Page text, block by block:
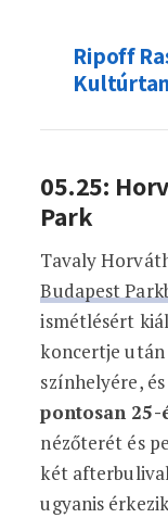
Ripoff
05.25:
Park
Tavaly
Budapest
ismétlésért
koncertje után
színhelyére,
pontosan 25-
nézőterét és
két
ugyanis